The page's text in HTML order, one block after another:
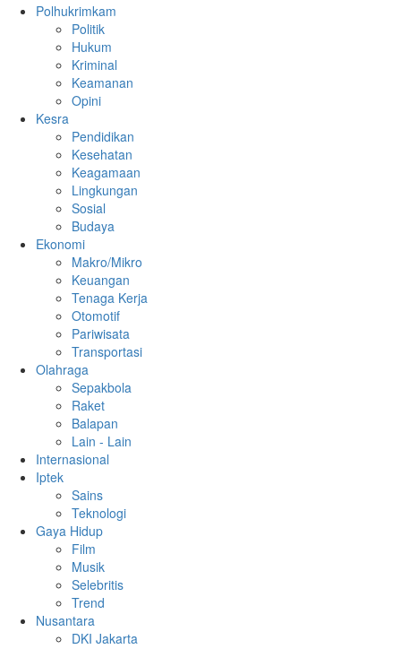
Polhukrimkam
Politik
Hukum
Kriminal
Keamanan
Opini
Kesra
Pendidikan
Kesehatan
Keagamaan
Lingkungan
Sosial
Budaya
Ekonomi
Makro/Mikro
Keuangan
Tenaga Kerja
Otomotif
Pariwisata
Transportasi
Olahraga
Sepakbola
Raket
Balapan
Lain - Lain
Internasional
Iptek
Sains
Teknologi
Gaya Hidup
Film
Musik
Selebritis
Trend
Nusantara
DKI Jakarta